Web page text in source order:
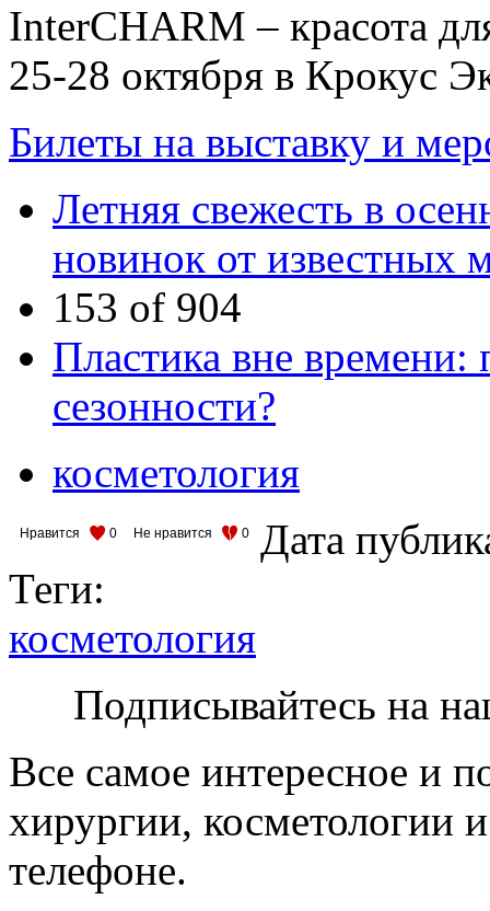
InterCHARM – красота
25-28 октября в Крокус
Билеты на выставку и
Летняя свежесть в
новинок от известных
153 of 904
Пластика вне времени:
сезонности?
косметология
Нравится 0 Не нравится 0
Дата
Теги:
косметология
Подписывайтесь на
Все самое интересное и
хирургии, косметологии
телефоне.